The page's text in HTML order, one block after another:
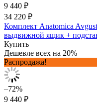
9 440 ₽
34 220 ₽
Комплект Anatomica
выдвижной ящик +
Купить
Дешевле всех на 20%
Распродажа!
–72%
9 440 ₽